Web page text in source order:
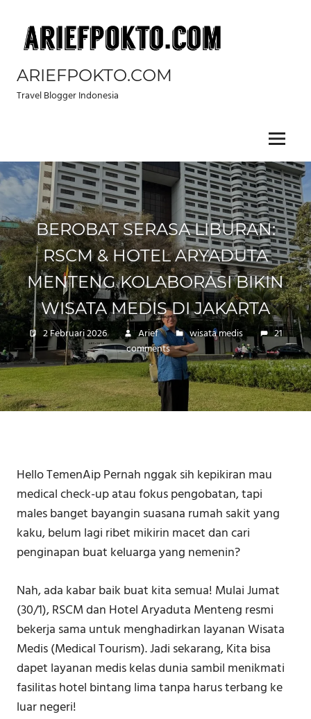
content
ARIEFPOKTO.COM
Travel Blogger Indonesia
Menu
BEROBAT SERASA LIBURAN:
RSCM & HOTEL ARYADUTA
MENTENG KOLABORASI BIKIN
WISATA MEDIS DI JAKARTA
2 Februari 2026 Arief wisata medis
21
comments
Hello TemenAip Pernah nggak sih kepikiran mau
medical check-up atau fokus pengobatan, tapi
males banget bayangin suasana rumah sakit yang
kaku, belum lagi ribet mikirin macet dan cari
penginapan buat keluarga yang nemenin?
Nah, ada kabar baik buat kita semua! Mulai Jumat
(30/1), RSCM dan Hotel Aryaduta Menteng resmi
bekerja sama untuk menghadirkan layanan Wisata
Medis (Medical Tourism). Jadi sekarang, Kita bisa
dapet layanan medis kelas dunia sambil menikmati
fasilitas hotel bintang lima tanpa harus terbang ke
luar negeri!